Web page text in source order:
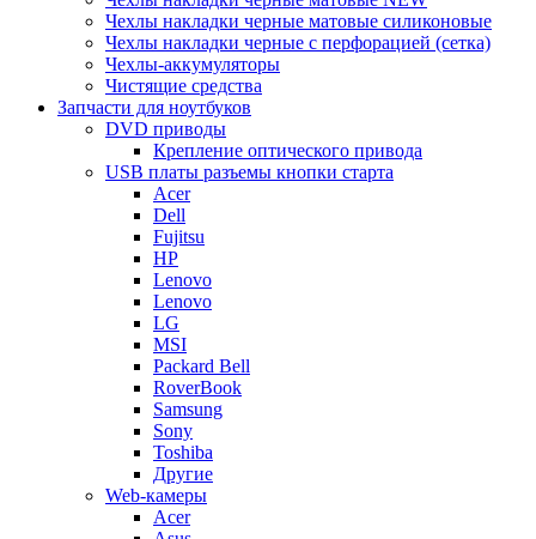
Чехлы накладки черные матовые силиконовые
Чехлы накладки черные с перфорацией (сетка)
Чехлы-аккумуляторы
Чистящие средства
Запчасти для ноутбуков
DVD приводы
Крепление оптического привода
USB платы разъемы кнопки старта
Acer
Dell
Fujitsu
HP
Lenovo
Lenovo
LG
MSI
Packard Bell
RoverBook
Samsung
Sony
Toshiba
Другие
Web-камеры
Acer